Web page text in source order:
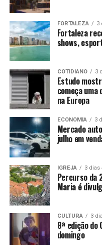
FORTALEZA 3
Fortaleza
shows,
COTIDIANO 3
Estudo
começa uma
na Europa
ECONOMIA 3
Mercado
julho em
IGREJA 3 dias
Percurso da
Maria é
CULTURA 3
8ª edição do
domingo